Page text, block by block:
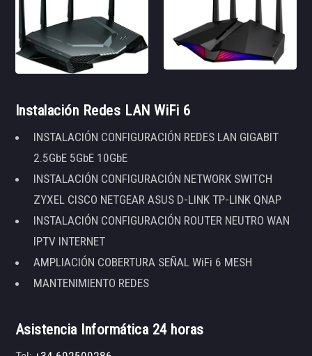
Instalación Redes LAN WiFi 6
INSTALACIÓN CONFIGURACIÓN REDES LAN GIGABIT
2.5GbE 5GbE 10GbE
INSTALACIÓN CONFIGURACIÓN NETWORK SWITCH
ZYXEL CISCO NETGEAR ASUS D-LINK TP-LINK QNAP
INSTALACIÓN CONFIGURACIÓN ROUTER NEUTRO WAN
IPTV INTERNET
AMPLIACIÓN COBERTURA SEÑAL WiFi 6 MESH
MANTENIMIENTO REDES
Asistencia Informática 24 horas